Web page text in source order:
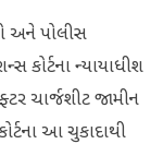
અને પોલીસ
કોર્ટના ન્યાયાધીશ
ચાર્જશીટ જામીન
આ ચુકાદાથી